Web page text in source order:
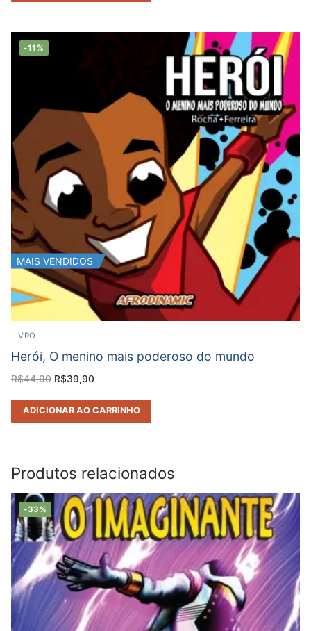
-11%
LIVRO
MAIS VENDIDOS
Herói, O menino mais poderoso do mundo
R$44,90 O
preço
era:
R$44,90.
R$39,90
é:
R$39,90.
ADICIONAR AO CARRINHO
Produtos relacionados
-33%